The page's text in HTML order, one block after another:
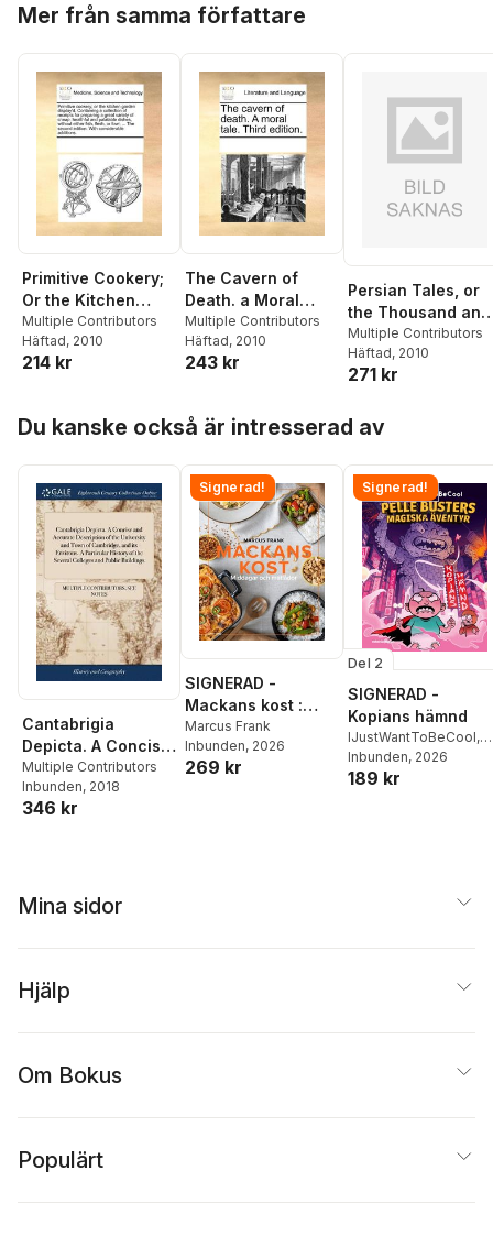
Mer från samma författare
Primitive Cookery;
Or the Kitchen
Garden Display'd.
Containing a
Collection of
Variety of Cheap,
Without Either Fish,
Flesh, or Fowl; ...
the Second Edition.
with Considerable
Additions.
Multiple Contributors
Häftad, 2010
214 kr
The Cavern of
Death. a Moral
Tale. Third Edition.
Multiple Contributors
Häftad, 2010
243 kr
Persian Tales, or
the Thousand and
One Days. in Two
Volumes. a New
Edition,
Two Elegant
II. Volume 2 of 2
Multiple Contributors
Häftad, 2010
271 kr
Du kanske också är intresserad av
Cantabrigia
Depicta. A Concise
and Accurate
Description of the
University and
Particular History
Colleges and
Multiple Contributors
Inbunden, 2018
346 kr
Signerad!
SIGNERAD -
Mackans kost :
Middagar och
matlådor
Marcus Frank
Inbunden, 2026
269 kr
Signerad!
Del 2
SIGNERAD -
Kopians hämnd
IJustWantToBeCool,
Joel Adolphson
Ejdemo Beer
Inbunden, 2026
189 kr
Mina sidor
Hjälp
Om Bokus
Populärt